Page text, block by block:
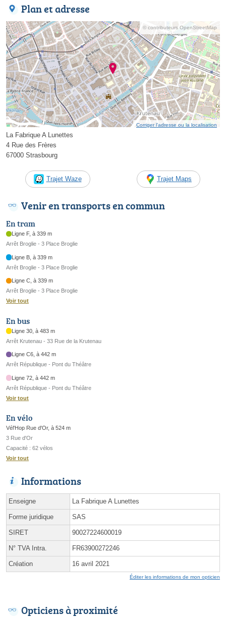
Plan et adresse
© contributeurs OpenStreetMap
Corriger l’adresse ou la localisation
La Fabrique A Lunettes
4 Rue des Frères
67000 Strasbourg
Trajet Waze Trajet Maps
Venir en transports en commun
En tram
Ligne F, à 339 m
Arrêt Broglie - 3 Place Broglie
Ligne B, à 339 m
Arrêt Broglie - 3 Place Broglie
Ligne C, à 339 m
Arrêt Broglie - 3 Place Broglie
Voir tout
En bus
Ligne 30, à 483 m
Arrêt Krutenau - 33 Rue de la Krutenau
Ligne C6, à 442 m
Arrêt République - Pont du Théâtre
Ligne 72, à 442 m
Arrêt République - Pont du Théâtre
Voir tout
En vélo
Vél'Hop Rue d'Or, à 524 m
3 Rue d'Or
Capacité : 62 vélos
Voir tout
Informations
Enseigne La Fabrique A Lunettes
Forme juridique SAS
SIRET 90027224600019
N° TVA Intra. FR63900272246
Création 16 avril 2021
Éditer les informations de mon opticien
Opticiens à proximité